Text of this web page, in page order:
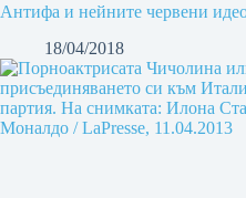
Антифа и нейните червени
18/04/2018